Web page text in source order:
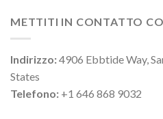
METTITI IN CONTATTO
Indirizzo:4906 Ebbtide Way,
States
Telefono: +1 646 868 9032